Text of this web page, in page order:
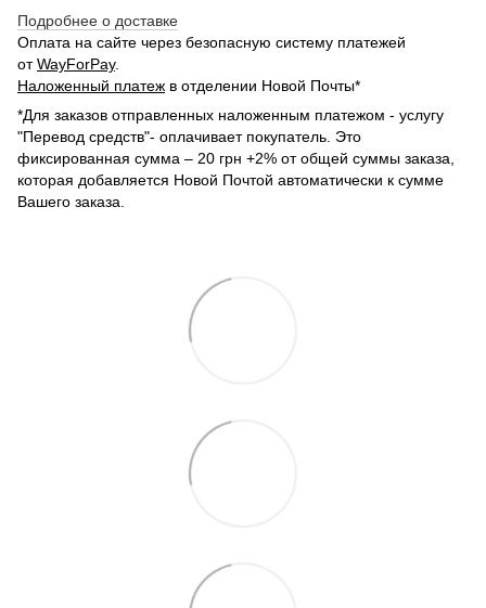
Подробнее о доставке
Оплата на сайте через безопасную систему платежей
отWayForPay.
Наложенный платеж в отделении Новой Почты*
*Для заказов отправленных наложенным платежом - услугу
"Перевод средств"- оплачивает покупатель. Это
фиксированная сумма – 20 грн +2% от общей суммы заказа,
которая добавляется Новой Почтой автоматически к сумме
Вашего заказа.